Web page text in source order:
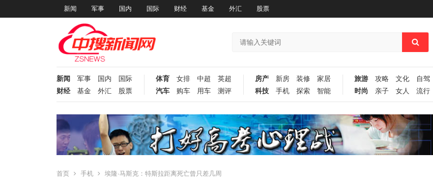
新闻 军事 国内 国际 财经 基金 外汇 股票
新闻 军事 国内
国际
财经
基金 外汇 股票
体育 女排 中超
英超
汽车
购车 用车 测评
房产 新房 装修
家居
科技
手机 探索 智能
旅游 攻略 文化
自驾
时尚
亲子 女人 流行
首页 手机 埃隆·马斯克：特斯拉距离死亡曾只差几周